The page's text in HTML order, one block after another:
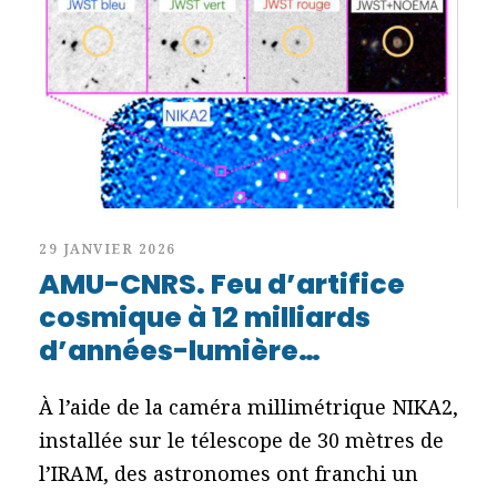
29 JANVIER 2026
AMU-CNRS. Feu d’artifice
cosmique à 12 milliards
d’années-lumière…
À l’aide de la caméra millimétrique NIKA2,
installée sur le télescope de 30 mètres de
l’IRAM, des astronomes ont franchi un